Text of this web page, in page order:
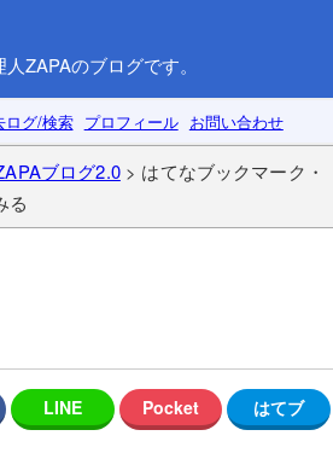
人ZAPAのブログです。
ログ/検索 プロフィール お問い合わせ
ブログ2.0> はてなブックマーク・
る